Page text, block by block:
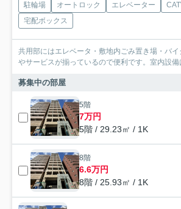
駐輪場 オートロック エレベーター
宅配ボックス
共用部にはエレベータ・敷地内ごみ置き場・バ
やサービスが揃っているので便利です。室内設備
募集中の部屋
5階
7万円
5階 / 29.23㎡ / 1K
8階
6.6万円
8階 / 25.93㎡ / 1K